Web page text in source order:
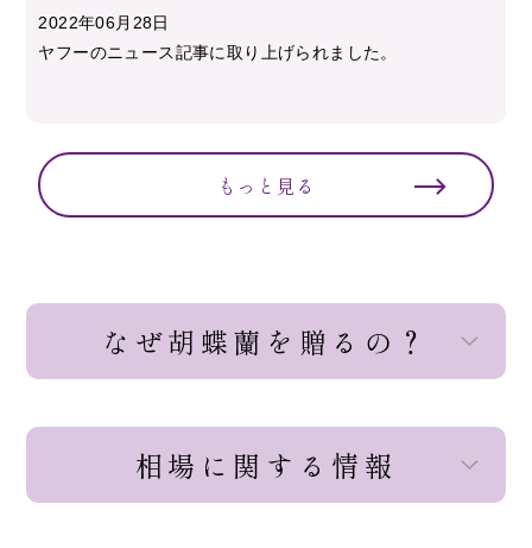
2022年06月28日
ヤフーのニュース記事に取り上げられました。
もっと見る
なぜ胡蝶蘭を贈るの？
相場に関する情報